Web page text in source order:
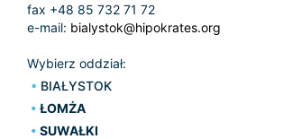
fax +48 85 732 71 72
e-mail: bialystok@hipokrates.org
Wybierz oddział:
BIAŁYSTOK
ŁOMŻA
SUWAŁKI